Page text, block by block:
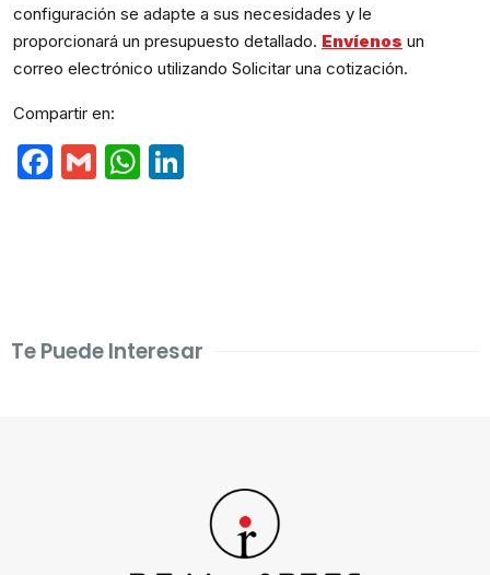
configuración se adapte a sus necesidades y le
proporcionará un presupuesto detallado. Envíenos un
correo electrónico utilizando Solicitar una cotización.
Compartir en:
Facebook
GmailWhatsApp
Te Puede Interesar